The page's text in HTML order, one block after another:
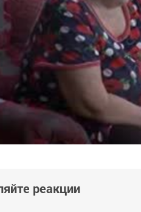
реакции